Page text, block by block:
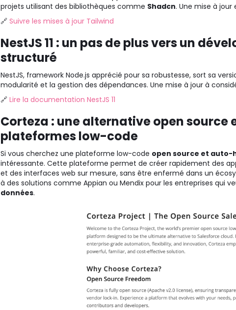
projets utilisant des bibliothèques comme Shadcn. Une mise à
🔗Suivre les mises à jour Tailwind
NestJS 11 : un pas de plus vers un
structuré
NestJS, framework Node.js apprécié pour sa robustesse, sort sa
modularité et la gestion des dépendances. Une mise à jour à
🔗Lire la documentation NestJS 11
Corteza : une alternative open source
plateformes low-code
Si vous cherchez une plateforme low-code open source et auto-
intéressante. Cette plateforme permet de créer rapidement des
et des interfaces web sur mesure, sans être enfermé dans un
à des solutions comme Appian ou Mendix pour les entreprises qui
données.